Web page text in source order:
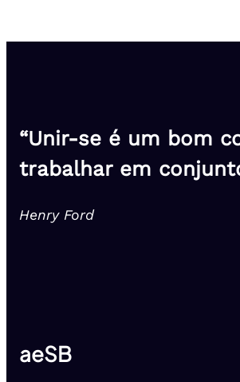
“Unir-se é um bom
trabalhar em
Henry Ford
aeSB